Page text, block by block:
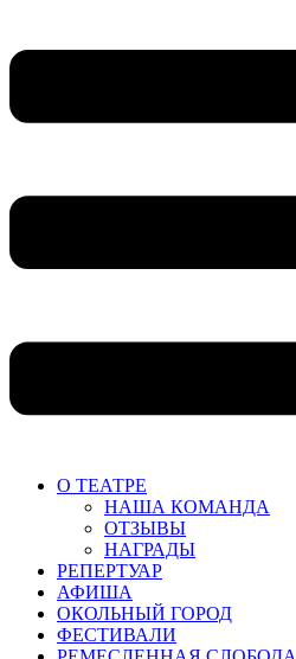
О ТЕАТРЕ
НАША КОМАНДА
ОТЗЫВЫ
НАГРАДЫ
РЕПЕРТУАР
АФИША
ОКОЛЬНЫЙ ГОРОД
ФЕСТИВАЛИ